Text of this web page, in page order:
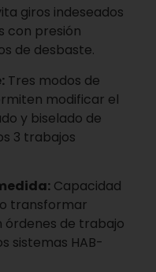
giros indeseados
con presión
de desbaste.
Tres modos de
modificar el
y biselado de
3 trabajos
Capacidad
transformar
órdenes de trabajo
sistemas HAB-